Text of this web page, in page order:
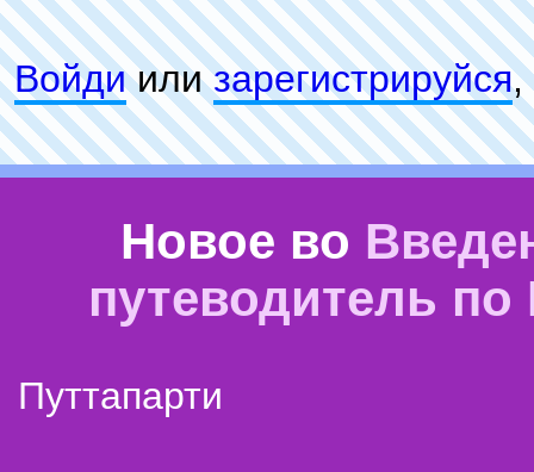
Войдиилизарeгиcтpируйся,
Новое во
путеводитель
Путтапарти